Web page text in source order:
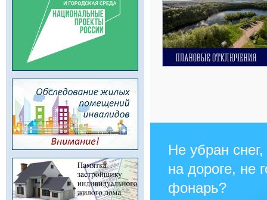
Не убран
на дороге, не
фонарь?